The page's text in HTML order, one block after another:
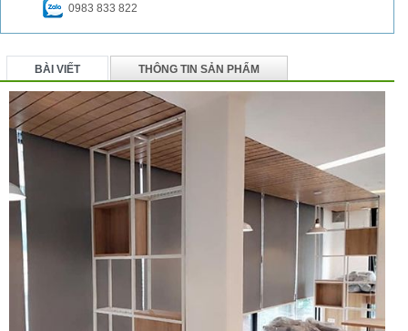
0983 833 822
BÀI VIẾT THÔNG TIN SẢN PHẨM
BÌNH LUẬN